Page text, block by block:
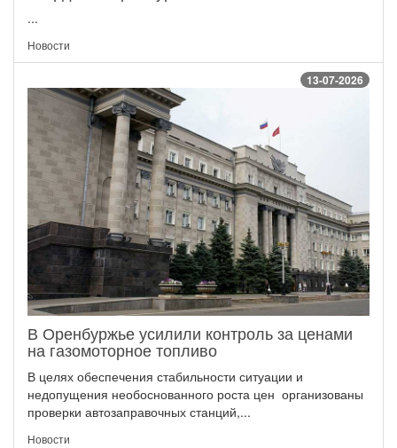
...
Новости
13-07-2026
В Оренбуржье усилили контроль за ценами
на газомоторное топливо
В целях обеспечения стабильности ситуации и
недопущения необоснованного роста цен организованы
проверки автозаправочных станций,...
Новости